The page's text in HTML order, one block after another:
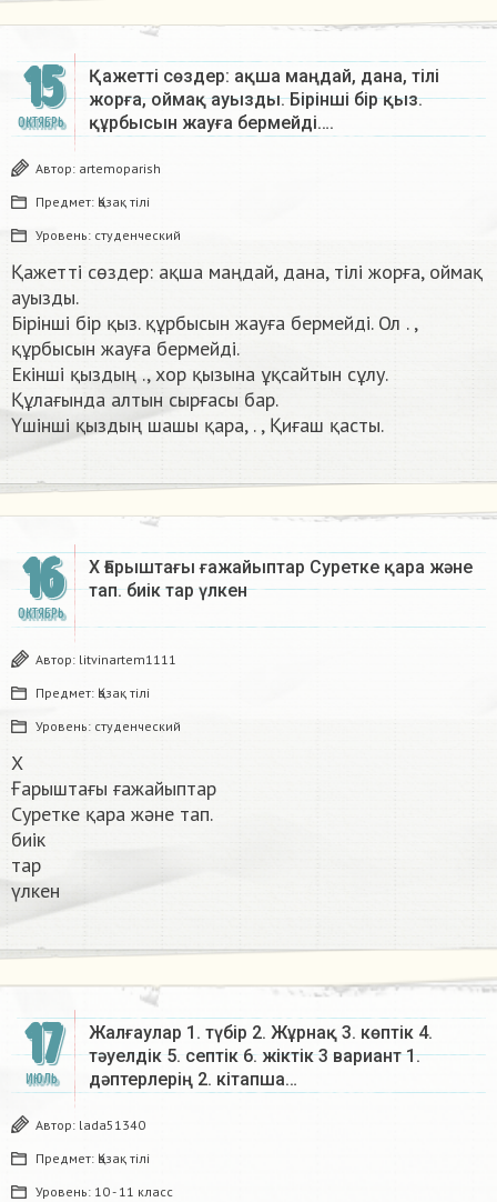
15
ОКТЯБРЬ
Қажетті сөздер: ақша маңдай, дана, тілі
жорға, оймақ ауызды. Бірінші бір қыз.
құрбысын жауға бермейді….
Автор: artemoparish
Предмет: Қазақ тiлi
Уровень: студенческий
Қажетті сөздер: ақша маңдай, дана, тілі жорға, оймақ
ауызды.
Бірінші бір қыз. құрбысын жауға бермейді. Ол . ,
құрбысын жауға бермейді.
Екінші қыздың ., хор қызына ұқсайтын сұлу.
Құлағында алтын сырғасы бар.
Үшінші қыздың шашы қара, . , Қиғаш қасты.​
16
ОКТЯБРЬ
Х Ғарыштағы ғажайыптар Суретке қара және
тап. биік тар үлкен​
Автор: litvinartem1111
Предмет: Қазақ тiлi
Уровень: студенческий
Х
Ғарыштағы ғажайыптар
Суретке қара және тап.
биік
тар
үлкен​
17
ИЮЛЬ
Жалғаулар 1. түбір 2. Жұрнақ 3. көптік 4.
тәуелдік 5. септік 6. жіктік 3 вариант 1.
дәптерлерің 2. кітапша…
Автор: lada51340
Предмет: Қазақ тiлi
Уровень: 10 - 11 класс